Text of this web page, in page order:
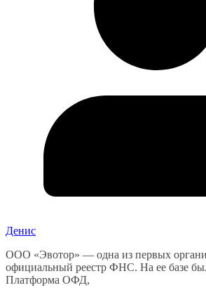
Денис
ООО «Эвотор» — одна из первых
официальный реестр ФНС. На ее базе
Платформа ОФД,